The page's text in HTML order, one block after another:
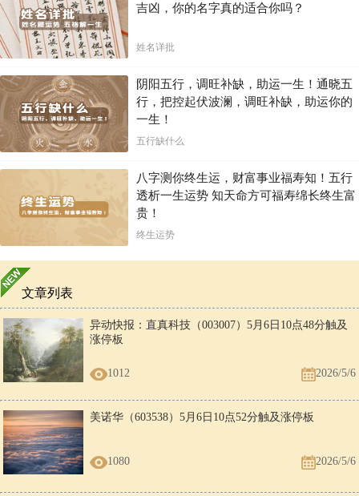
吉凶，你的名字真的适合你吗？
姓名详批
阴阳五行，调旺补缺，助运一生！通晓五
行，把控起伏波澜，调旺补缺，助运你的
一生！
五行缺什么
八字测你终生运，财富事业福寿知！五行
透析一生运势 知天命方可福寿绵长终生富
贵！
终生运势
文章列表
异动快报：直真科技（003007）5月6日10点48分触及
涨停板
1012 2026/5/6
美诺华（603538）5月6日10点52分触及涨停板
1080 2026/5/6